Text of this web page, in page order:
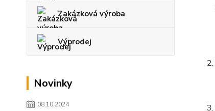
Zakázková výroba
Výprodej
Novinky
08.10.2024